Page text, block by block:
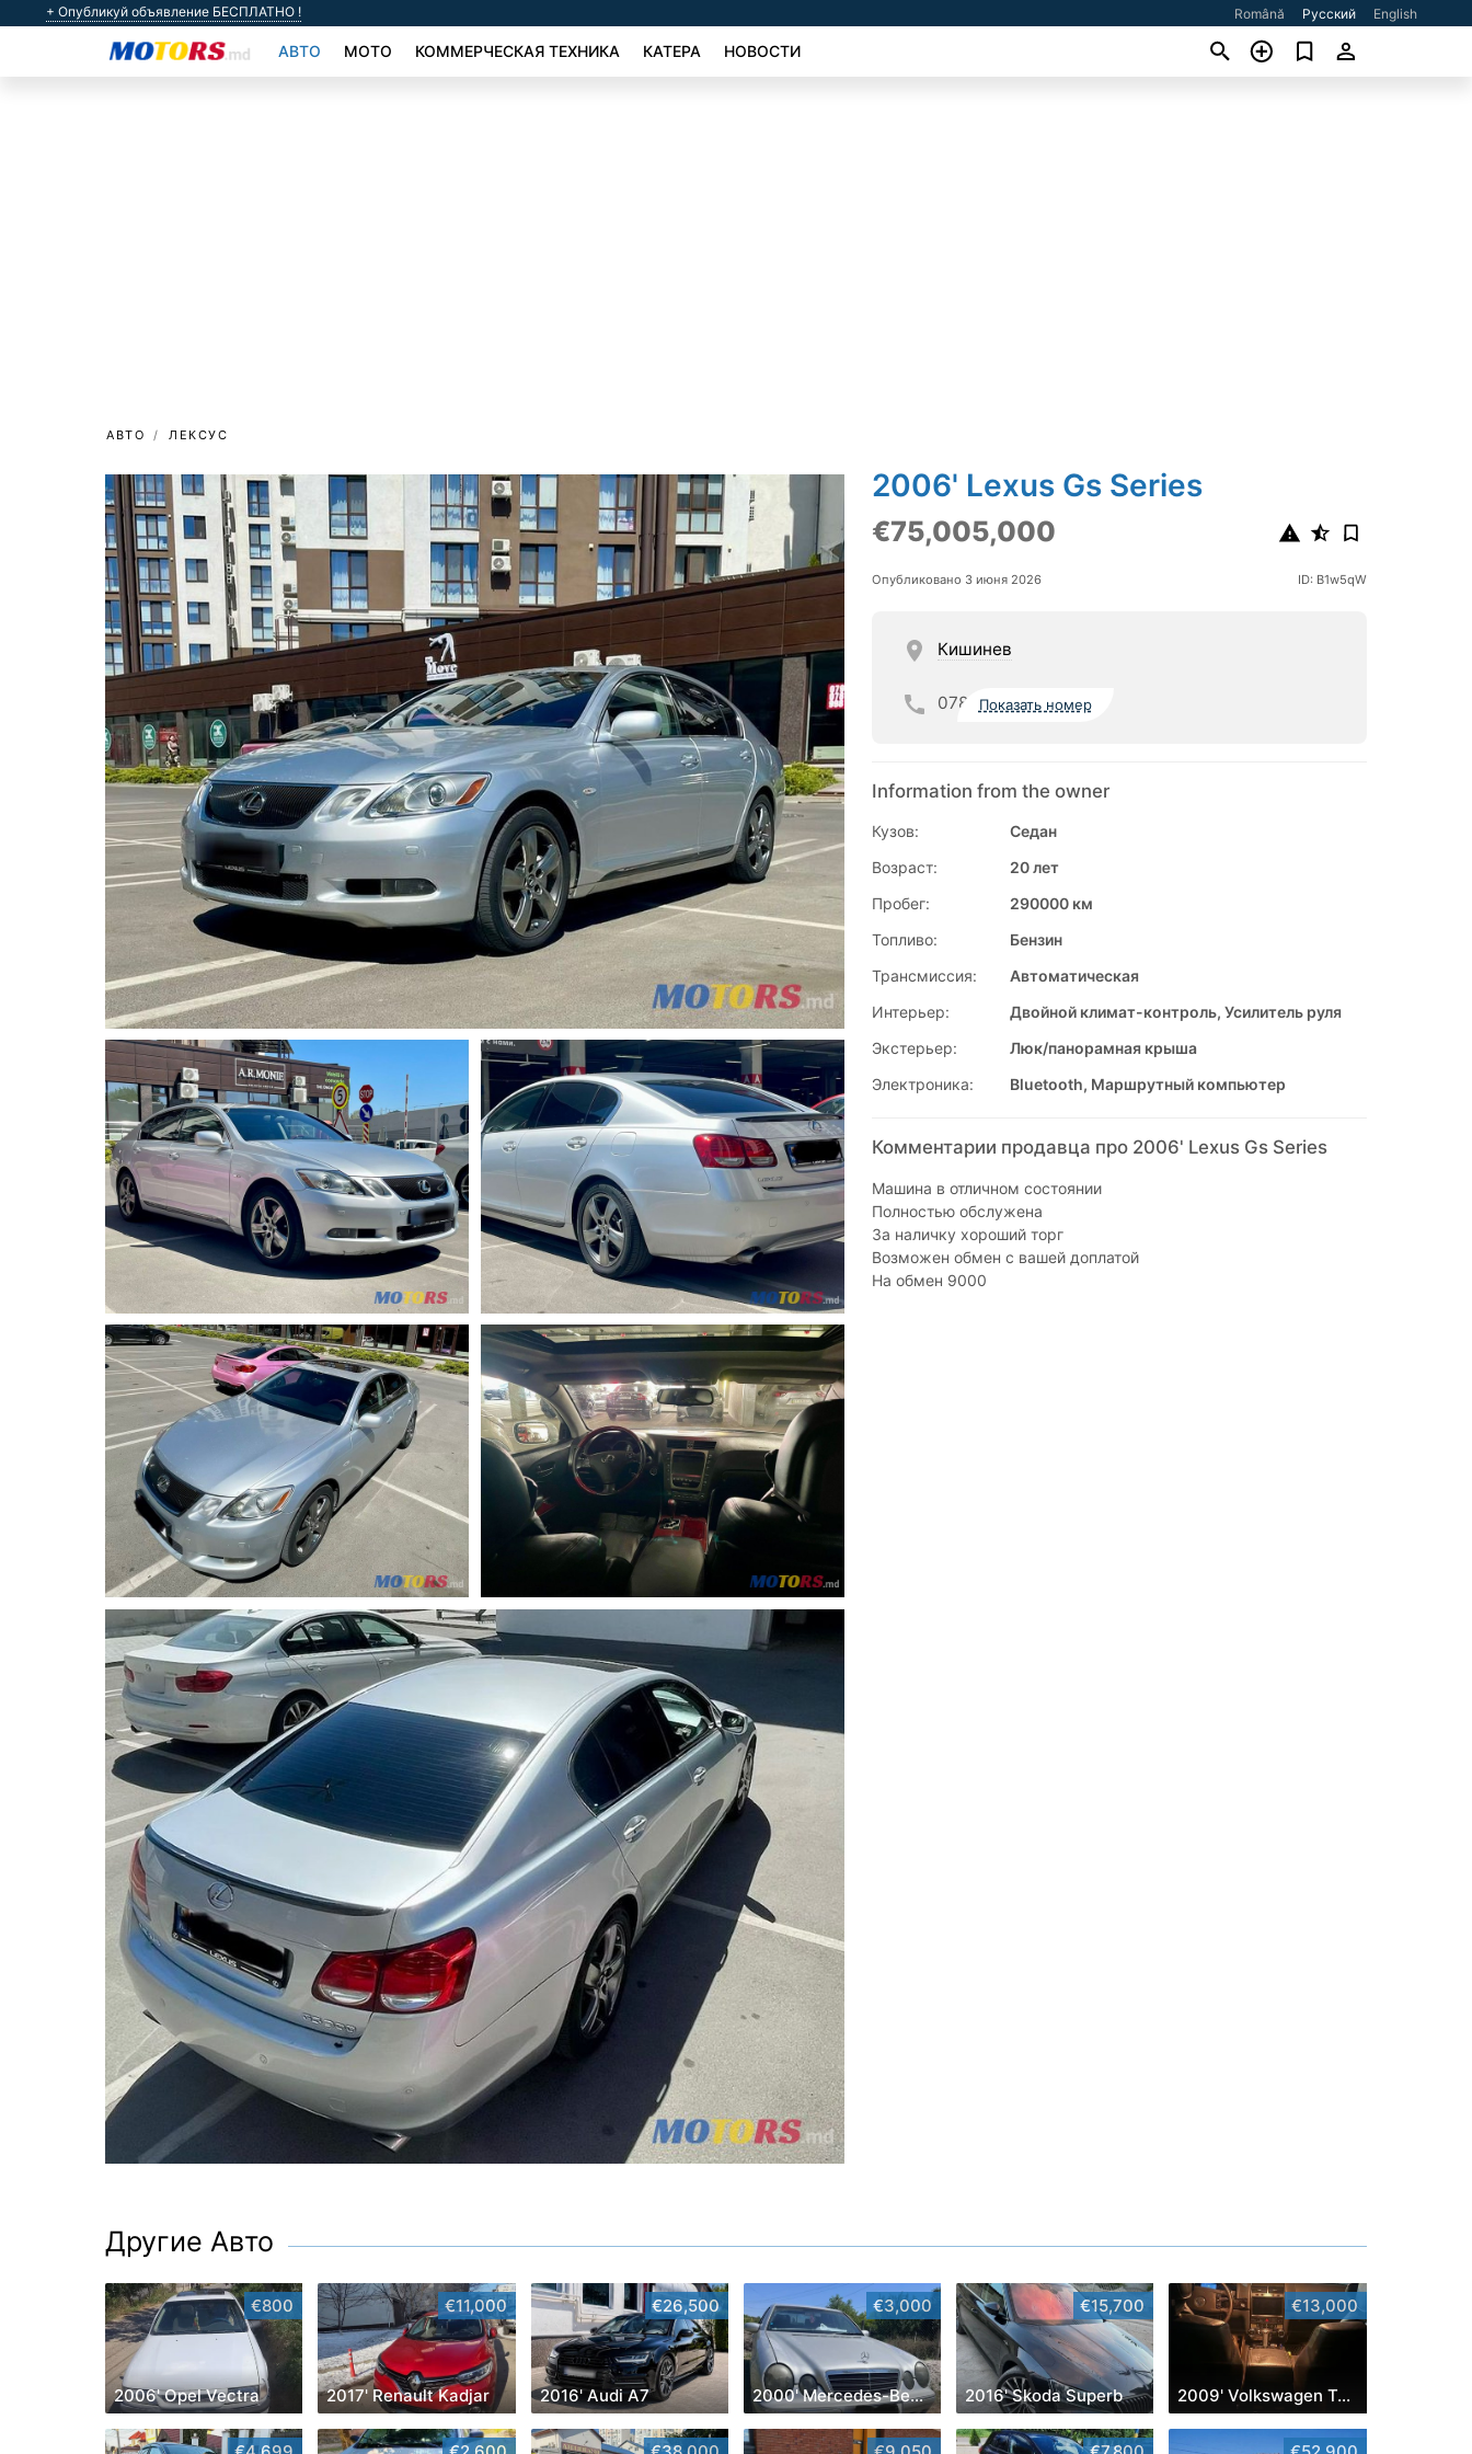
+ Опубликуй объявление БЕСПЛАТНО ! Română Русский English
АВТО МОТО КОММЕРЧЕСКАЯ ТЕХНИКА КАТЕРА НОВОСТИ
АВТО ЛЕКСУС
2006' Lexus Gs Series
€75,005,000
Опубликовано 3 июня 2026 ID: B1w5qW
Кишинев
078 Показать номер
Information from the owner
Кузов:
Седан
Возраст:
20 лет
Пробег:
290000 км
Топливо:
Бензин
Трансмиссия:
Автоматическая
Интерьер:
Двойной климат-контроль, Усилитель руля
Экстерьер:
Люк/панорамная крыша
Электроника:
Bluetooth, Маршрутный компьютер
Комментарии продавца про 2006' Lexus Gs Series
Машина в отличном состоянии
Полностью обслужена
За наличку хороший торг
Возможен обмен с вашей доплатой
На обмен 9000
Другие Авто
€800
2006' Opel Vectra
€11,000
2017' Renault Kadjar
€26,500
2016' Audi A7
€3,000
2000' Mercedes-Benz E-Class
€15,700
2016' Skoda Superb
€13,000
2009' Volkswagen Touareg